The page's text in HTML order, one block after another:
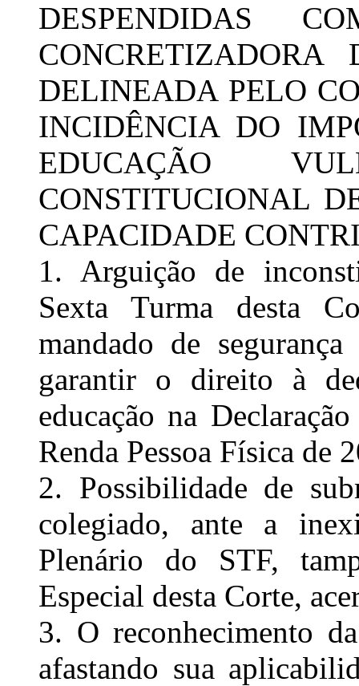
DESPENDIDAS
DELINEADA PELO
INCIDÊNCIA DO
EDUCAÇÃO
CONSTITUCIONAL
CAPACIDADE
1. Arguição de
Sexta Turma desta
mandado de
garantir o direito à
educação na
Renda Pessoa Física de
2. Possibilidade de
colegiado, ante a
Plenário do STF,
Especial desta Corte,
3. O reconhecimento
afastando sua